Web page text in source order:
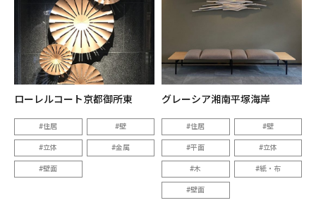
ローレルコート京都御所東
住居 壁
立体 金属
壁面
グレーシア湘南平塚海岸
住居 壁
平面 立体
木 紙・布
壁面